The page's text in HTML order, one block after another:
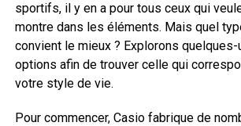
sportifs, il y en a pour tous ceux qui
montre dans les éléments. Mais quel
convient le mieux ? Explorons
options afin de trouver celle qui
votre style de vie.
Pour commencer, Casio fabrique de